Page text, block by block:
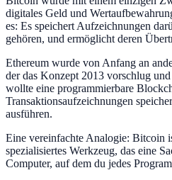
digitales Geld und
es: Es speichert Aufzeichnungen
gehören, und ermöglicht deren
Ethereum wurde von Anfang an
der das Konzept 2013 vorschlug
wollte eine programmierbare
Transaktionsaufzeichnungen
ausführen.
Eine vereinfachte Analogie: Bitcoin
spezialisiertes Werkzeug, das eine
Computer, auf dem du jedes